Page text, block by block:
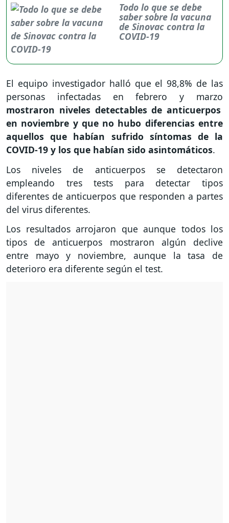
Todo lo que se debe
saber sobre la vacuna
de Sinovac contra la
COVID-19
El equipo investigador halló que el 98,8% de las
personas infectadas en febrero y marzo
mostraron niveles detectables de anticuerpos
en noviembre y que no hubo diferencias entre
aquellos que habían sufrido síntomas de la
COVID-19 y los que habían sido asintomáticos.
Los niveles de anticuerpos se detectaron
empleando tres tests para detectar tipos
diferentes de anticuerpos que responden a partes
del virus diferentes.
Los resultados arrojaron que aunque todos los
tipos de anticuerpos mostraron algún declive
entre mayo y noviembre, aunque la tasa de
deterioro era diferente según el test.